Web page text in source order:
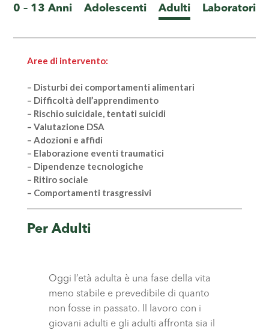
0 – 13 Anni Adolescenti Adulti Laboratori
Aree di intervento:
– Disturbi dei comportamenti alimentari
– Difficoltà dell’apprendimento
– Rischio suicidale, tentati suicidi
– Valutazione DSA
– Adozioni e affidi
– Elaborazione eventi traumatici
– Dipendenze tecnologiche
– Ritiro sociale
– Comportamenti trasgressivi
Per Adulti
Oggi l’età adulta è una fase della vita
meno stabile e prevedibile di quanto
non fosse in passato. Il lavoro con i
giovani adulti e gli adulti affronta sia il